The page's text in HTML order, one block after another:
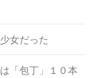
女だった
「包丁」１０本